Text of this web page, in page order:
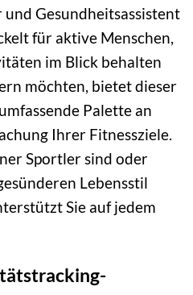
Gesundheitsassistent
für aktive Menschen,
im Blick behalten
möchten, bietet dieser
Palette an
Ihrer Fitnessziele.
Sportler sind oder
Lebensstil
Sie auf jedem